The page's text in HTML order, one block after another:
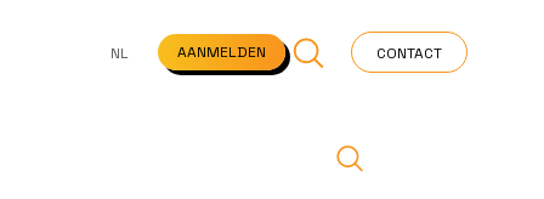
VEELGESTELDE VRAGEN STARTPAGINA NEWS
NL AANMELDEN CONTACT